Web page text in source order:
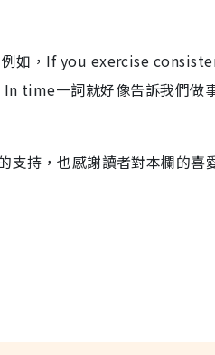
例如，If you exercise
time一詞就好像告訴我們做
持，也感謝讀者對本欄的喜